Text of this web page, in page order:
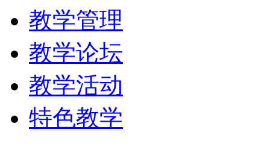
教学管理
教学论坛
教学活动
特色教学